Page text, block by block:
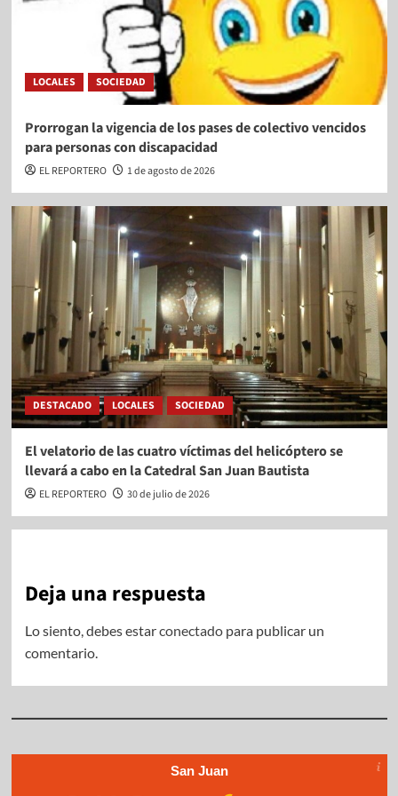
LOCALES SOCIEDAD
Prorrogan la vigencia de los pases de colectivo vencidos
para personas con discapacidad
EL REPORTERO 1 de agosto de 2026
DESTACADO LOCALES SOCIEDAD
El velatorio de las cuatro víctimas del helicóptero se
llevará a cabo en la Catedral San Juan Bautista
EL REPORTERO 30 de julio de 2026
Deja una respuesta
Lo siento, debes estarconectadopara publicar un
comentario.
San Juan